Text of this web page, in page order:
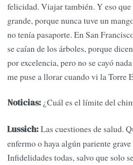
felicidad. Viajar también. Y eso
grande, porque nunca tuve un
no tenía pasaporte. En San
se caían de los árboles, porque
por excelencia, pero no se cayó
me puse a llorar cuando vi la Torre
Noticias: ¿Cuál es el límite del
Lussich:Las cuestiones de salud.
enfermo o haya algún pariente
Infidelidades todas, salvo que solo